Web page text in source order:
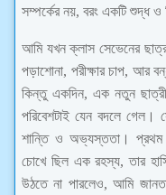
সম্পর্কের নয়, বরং একটি শুদ্ধ ও
আমি যখন ক্লাস সেভেনের
পড়াশোনা, পরীক্ষার চাপ, আর
কিন্তু একদিন, এক নতুন
পরিবেশটাই যেন বদলে
শান্তি ও অভ্যস্ততা। প্রথম
চোখে ছিল এক রহস্য, তার
উঠতে না পারলেও, আমি